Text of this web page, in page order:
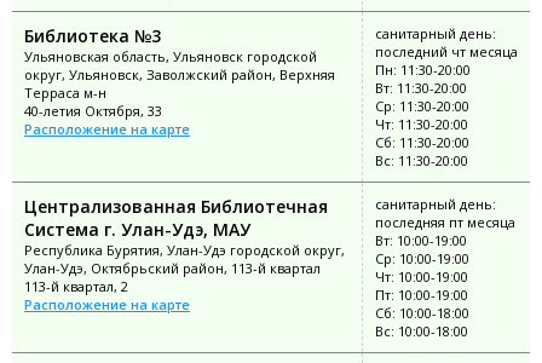
Библиотека №3
Ульяновская область, Ульяновск городской
округ, Ульяновск, Заволжский район, Верхняя
Терраса м-н
40-летия Октября, 33
Расположение на карте
санитарный день:
последний чт месяца
Пн: 11:30-20:00
Вт: 11:30-20:00
Ср: 11:30-20:00
Чт: 11:30-20:00
Сб: 11:30-20:00
Вс: 11:30-20:00
Централизованная Библиотечная
Система г. Улан-Удэ, МАУ
Республика Бурятия, Улан-Удэ городской округ,
Улан-Удэ, Октябрьский район, 113-й квартал
113-й квартал, 2
Расположение на карте
санитарный день:
последняя пт месяца
Вт: 10:00-19:00
Ср: 10:00-19:00
Чт: 10:00-19:00
Пт: 10:00-19:00
Сб: 10:00-18:00
Вс: 10:00-18:00